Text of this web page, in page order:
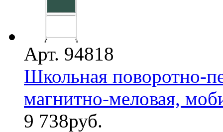
Арт. 94818
Школьная поворотно-
магнитно-меловая,
9 738руб.